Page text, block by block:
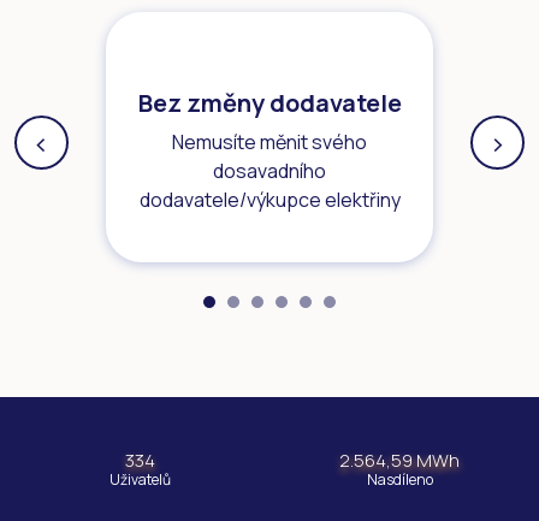
Bez změny dodavatele
Nemusíte měnit svého
dosavadního
dodavatele/výkupce elektřiny
‹Previous ›Next
334
Uživatelů
2.564,59 MWh
Nasdíleno